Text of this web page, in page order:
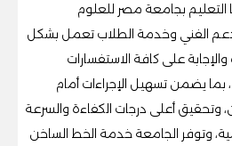
التعليم بجامعة مصر للعلوم
الفني وخدمة الطلاب تعمل بشكل
على كافة الاستفسارات
بما يضمن تسهيل الإجراءات أمام
وتحقيق أعلى درجات الكفاءة والسرعة
وتوفر الجامعة خدمة الخط الساخن